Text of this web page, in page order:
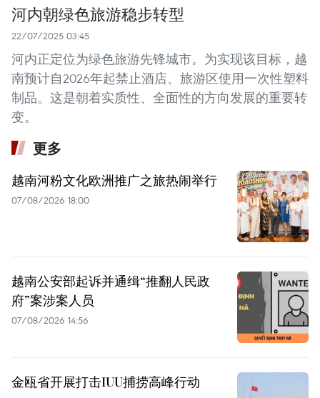
河内朝绿色旅游稳步转型
22/07/2025 03:45
河内正定位为绿色旅游先锋城市。为实现该目标，越
南预计自2026年起禁止酒店、旅游区使用一次性塑料
制品。这是朝着实质性、全面性的方向发展的重要转
变。
更多
越南河粉文化欧洲推广之旅热闹举行
07/08/2026 18:00
越南公安部起诉并通缉“推翻人民政
府”案涉案人员
07/08/2026 14:56
金瓯省开展打击IUU捕捞高峰行动